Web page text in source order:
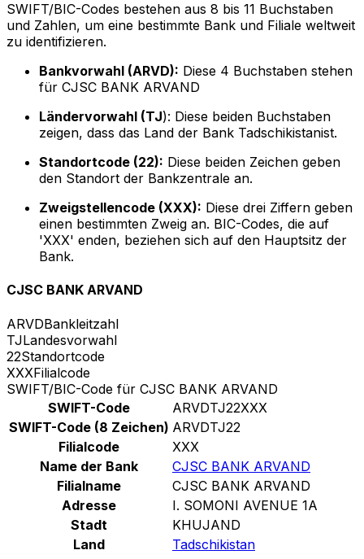
SWIFT/BIC-Codes bestehen aus 8 bis 11 Buchstaben
und Zahlen, um eine bestimmte Bank und Filiale weltweit
zu identifizieren.
Bankvorwahl (ARVD): Diese 4 Buchstaben stehen
für CJSC BANK ARVAND
Ländervorwahl (TJ): Diese beiden Buchstaben
zeigen, dass das Land der Bank Tadschikistanist.
Standortcode (22): Diese beiden Zeichen geben
den Standort der Bankzentrale an.
Zweigstellencode (XXX): Diese drei Ziffern geben
einen bestimmten Zweig an. BIC-Codes, die auf
'XXX' enden, beziehen sich auf den Hauptsitz der
Bank.
CJSC BANK ARVAND
ARVDBankleitzahl
TJLandesvorwahl
22Standortcode
XXXFilialcode
SWIFT/BIC-Code für CJSC BANK ARVAND
SWIFT-Code
ARVDTJ22XXX
SWIFT-Code (8 Zeichen) ARVDTJ22
Filialcode
XXX
Name der Bank
CJSC BANK ARVAND
Filialname
CJSC BANK ARVAND
Adresse
I. SOMONI AVENUE 1A
Stadt
KHUJAND
Land
Tadschikistan